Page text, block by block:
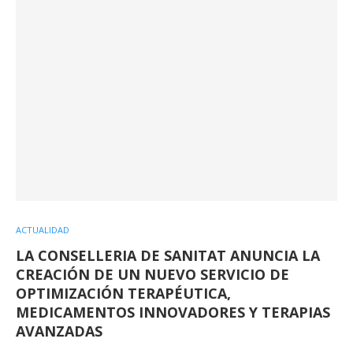
ACTUALIDAD
LA CONSELLERIA DE SANITAT ANUNCIA LA
CREACIÓN DE UN NUEVO SERVICIO DE
OPTIMIZACIÓN TERAPÉUTICA,
MEDICAMENTOS INNOVADORES Y TERAPIAS
AVANZADAS